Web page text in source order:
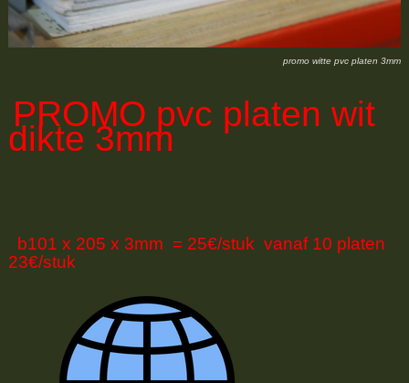
promo witte pvc platen 3mm
PROMO pvc platen wit
dikte 3mm
b101 x 205 x 3mm = 25€/stuk vanaf 10 platen
23€/stuk